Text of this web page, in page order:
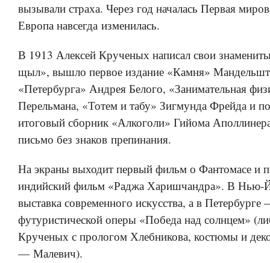
вызывали страха. Через год началась Первая
Европа навсегда изменилась.
В 1913 Алексей Крученых написал свои
щыл», вышло первое издание «Камня»
«Петербурга» Андрея Белого, «Занимательная
Перельмана, «Тотем и табу» Зигмунда Фрейда и
итоговый сборник «Алкоголи» Гийома
письмо без знаков препинания.
На экраны выходит первый фильм о Фантомасе и
индийский фильм «Раджа Харишчандра». В Нью-
выставка современного искусства, а в
футуристической оперы «Победа над солнцем»
Крученых с прологом Хлебникова, костюмы и
— Малевич).